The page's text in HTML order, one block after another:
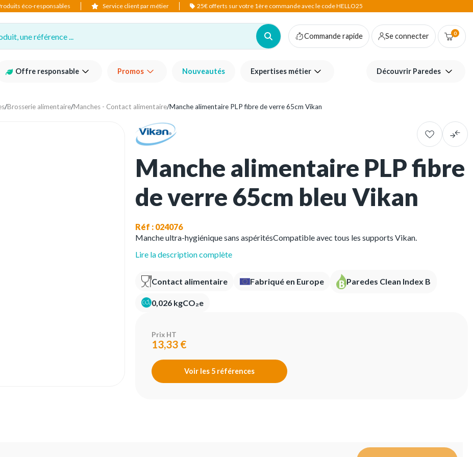
éco-responsables Service client par métier 25€ offerts sur votre 1ère commande avec le code HELLO25
une référence ... Commande rapide Se connecter 0
Offre responsable Promos Nouveautés Expertises métier Découvrir Paredes
/Brosserie alimentaire/Manches - Contact alimentaire/Manche alimentaire PLP fibre de verre 65cm Vikan
Manche alimentaire PLP fibre
de verre 65cm bleu Vikan
Réf : 024076
Manche ultra-hygiénique sans aspéritésCompatible avec tous les supports Vikan.
Lire la description complète
Contact alimentaire Fabriqué en Europe Paredes Clean Index B
0,026 kgCO₂e
Prix HT
13,33 €
Voir les 5 références